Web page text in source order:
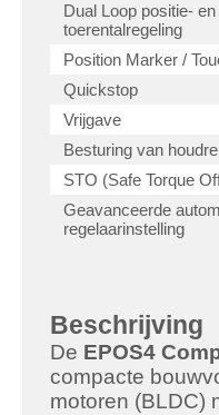
Dual Loop positie- en
toerentalregeling
Position Marker /
Quickstop
Vrijgave
Besturing van
STO (Safe Torque
Geavanceerde
regelaarinstelling
Beschrijving
De EPOS4
compacte
motoren (BLDC)